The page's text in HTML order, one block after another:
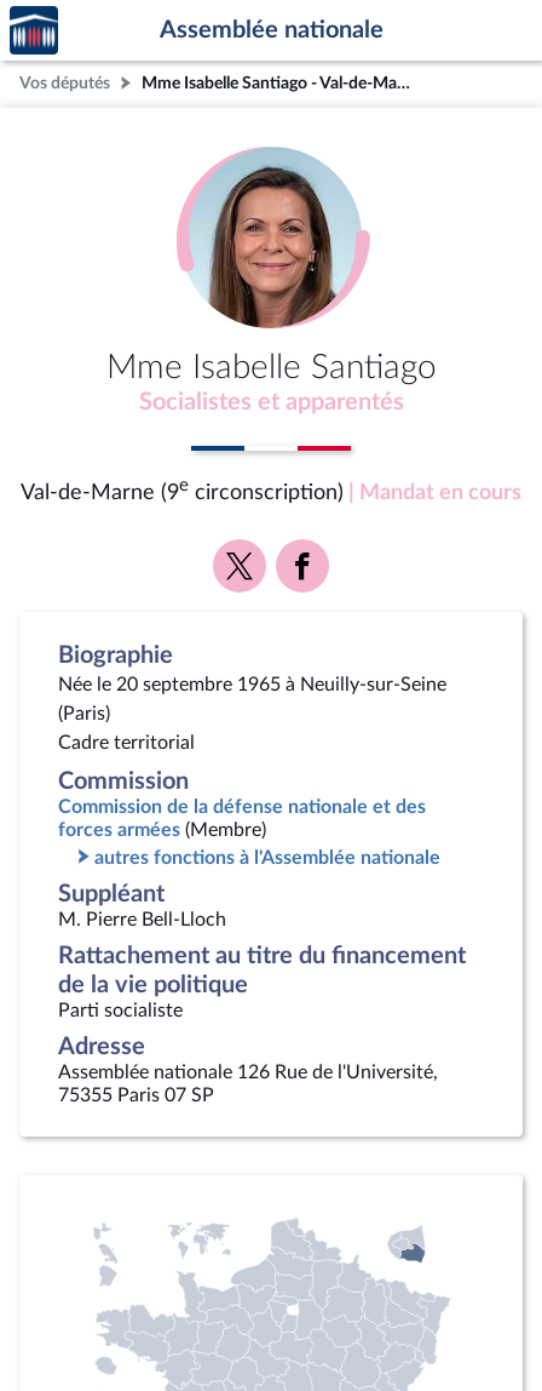
Aller au contenu
Aller en bas de la page
Accèder
à la
page
d'accueil
Assemblée nationale
Vos députés Mme Isabelle Santiago - Val-de-Marne (9e circonscription)
Mme Isabelle Santiago
Socialistes et apparentés
Val-de-Marne (9e circonscription) | Mandat en cours
Voir
la
Voir
la
Biographie
Née le 20 septembre 1965 à Neuilly-sur-Seine
(Paris)
Cadre territorial
Commission
Commission de la défense nationale et des
forces armées (Membre)
autres fonctions à l'Assemblée nationale
Suppléant
M. Pierre Bell-Lloch
Rattachement au titre du financement
de la vie politique
Parti socialiste
Adresse
Assemblée nationale 126 Rue de l'Université,
75355 Paris 07 SP